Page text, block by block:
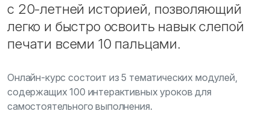
с 20-летней историей, позволяющий
легко и быстро освоить навык слепой
печати всеми 10 пальцами.
Онлайн-курс состоит из 5 тематических модулей,
содержащих 100 интерактивных уроков для
самостоятельного выполнения.